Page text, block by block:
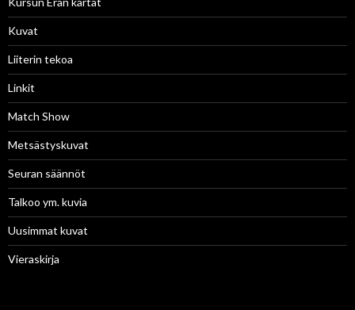
Kuvat
Liiterin tekoa
Linkit
Match Show
Metsästyskuvat
Seuran säännöt
Talkoo ym. kuvia
Uusimmat kuvat
Vieraskirja